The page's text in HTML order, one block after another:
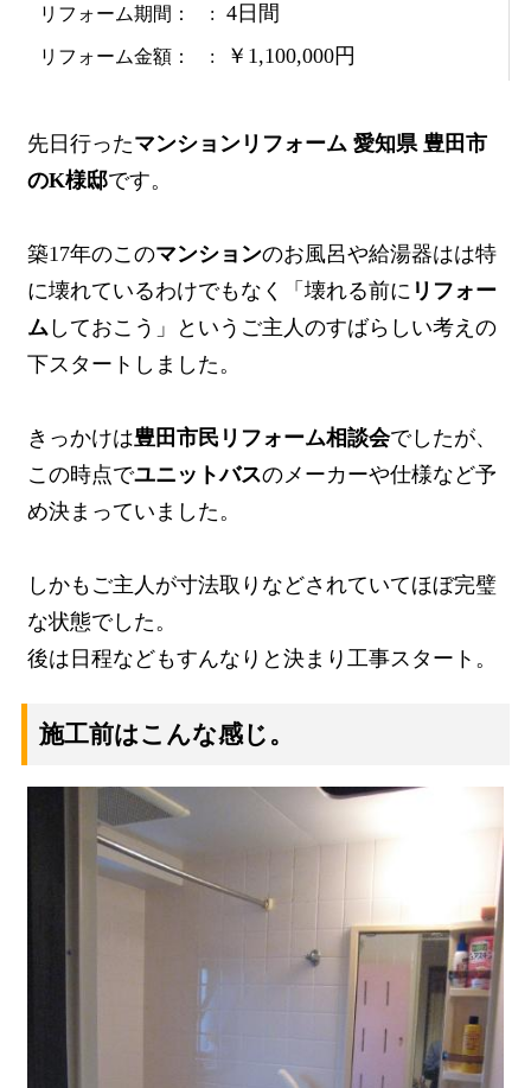
リフォーム期間： 4日間
リフォーム金額： ￥1,100,000円
先日行ったマンションリフォーム 愛知県 豊田市
のK様邸です。
築17年のこのマンションのお風呂や給湯器はは特
に壊れているわけでもなく「壊れる前に リフォー
ム しておこう」というご主人のすばらしい考えの
下スタートしました。
きっかけは豊田市民リフォーム相談会でしたが、
この時点でユニットバスのメーカーや仕様など予
め決まっていました。
しかもご主人が寸法取りなどされていてほぼ完璧
な状態でした。
後は日程などもすんなりと決まり工事スタート。
施工前はこんな感じ。